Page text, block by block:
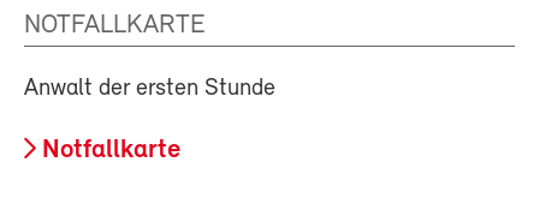
NOTFALLKARTE
Anwalt der ersten Stunde
Notfallkarte